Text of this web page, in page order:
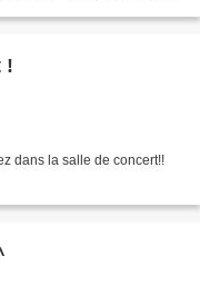
!
dans la salle de concert!!